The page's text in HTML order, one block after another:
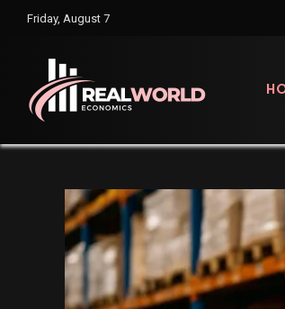
Friday, August 7